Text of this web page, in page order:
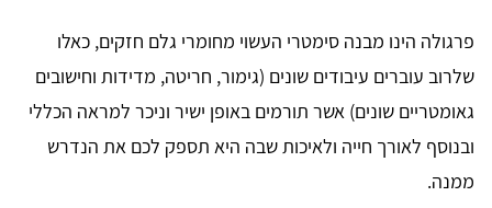
פרגולה הינו מבנה סימטרי העשוי מחומרי גלם חזקים, כאלו
שלרוב עוברים עיבודים שונים (גימור, חריטה, מדידות וחישובים
גאומטריים שונים) אשר תורמים באופן ישיר וניכר למראה הכללי
ובנוסף לאורך חייה ולאיכות שבה היא תספק לכם את הנדרש
ממנה.